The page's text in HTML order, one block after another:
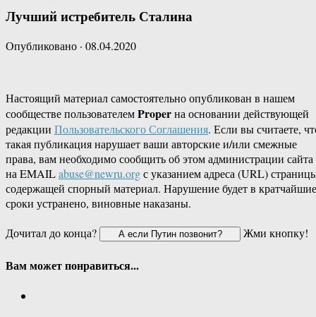
Лучший истребитель Сталина
Опубликовано · 08.04.2020
Настоящий материал самостоятельно опубликован в нашем
сообществе пользователемProperна основании действующей
редакции Пользовательского Соглашения. Если вы считаете,
такая публикация нарушает ваши авторские и/или смежные
права, вам необходимо сообщить об этом администрации сайта
на EMAILabuse@newru.orgс указанием адреса (URL)
содержащей спорный материал. Нарушение будет в кратчайшие
сроки устранено, виновные наказаны.
Дочитал до конца?
Жми кнопку!
Вам может понравиться...